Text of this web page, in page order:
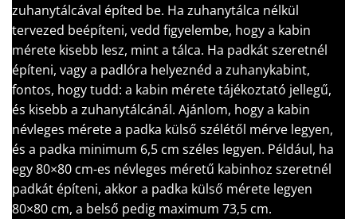
zuhanytálcával építed be. Ha zuhanytálca nélkül
tervezed beépíteni, vedd figyelembe, hogy a kabin
mérete kisebb lesz, mint a tálca. Ha padkát szeretnél
építeni, vagy a padlóra helyeznéd a zuhanykabint,
fontos, hogy tudd: a kabin mérete tájékoztató jellegű,
és kisebb a zuhanytálcánál. Ajánlom, hogy a kabin
névleges mérete a padka külső szélétől mérve legyen,
és a padka minimum 6,5 cm széles legyen. Például, ha
egy 80×80 cm-es névleges méretű kabinhoz szeretnél
padkát építeni, akkor a padka külső mérete legyen
80×80 cm, a belső pedig maximum 73,5 cm.